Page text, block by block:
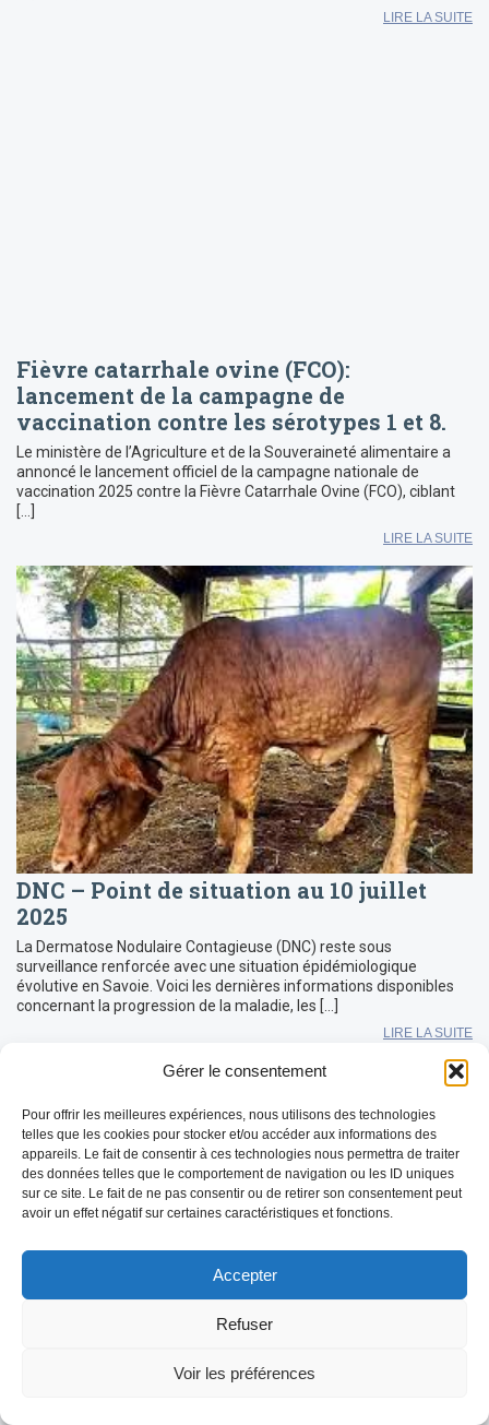
Gérer le consentement
Pour offrir les meilleures expériences, nous utilisons des technologies
telles que les cookies pour stocker et/ou accéder aux informations des
appareils. Le fait de consentir à ces technologies nous permettra de traiter
des données telles que le comportement de navigation ou les ID uniques
sur ce site. Le fait de ne pas consentir ou de retirer son consentement peut
avoir un effet négatif sur certaines caractéristiques et fonctions.
Accepter
Refuser
Voir les préférences
LIRE LA SUITE
Fièvre catarrhale ovine (FCO):
lancement de la campagne de
vaccination contre les sérotypes 1 et 8.
Le ministère de l’Agriculture et de la Souveraineté alimentaire a
annoncé le lancement officiel de la campagne nationale de
vaccination 2025 contre la Fièvre Catarrhale Ovine (FCO), ciblant
[…]
LIRE LA SUITE
DNC – Point de situation au 10 juillet
2025
La Dermatose Nodulaire Contagieuse (DNC) reste sous
surveillance renforcée avec une situation épidémiologique
évolutive en Savoie. Voici les dernières informations disponibles
concernant la progression de la maladie, les […]
LIRE LA SUITE
REDEMARRAGE de l’épidémie FCO-3 en